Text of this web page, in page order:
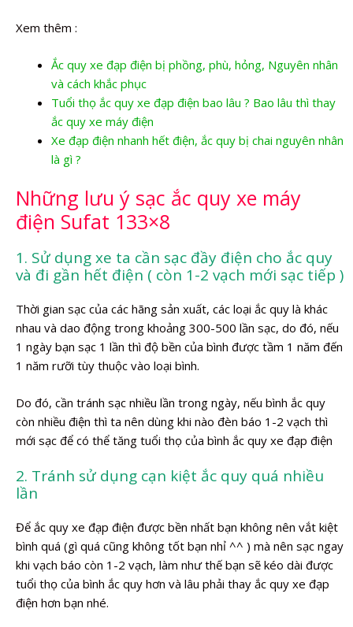
Xem thêm :
Ắc quy xe đạp điện bị phồng, phù, hỏng, Nguyên nhân
và cách khắc phục
Tuổi thọ ắc quy xe đạp điện bao lâu ? Bao lâu thì thay
ắc quy xe máy điện
Xe đạp điện nhanh hết điện, ắc quy bị chai nguyên nhân
là gì ?
Những lưu ý sạc ắc quy xe máy
điện Sufat 133×8
1. Sử dụng xe ta cần sạc đầy điện cho ắc quy
và đi gần hết điện ( còn 1-2 vạch mới sạc tiếp )
Thời gian sạc của các hãng sản xuất, các loại ắc quy là khác
nhau và dao động trong khoảng 300-500 lần sạc, do đó, nếu
1 ngày bạn sạc 1 lần thì độ bền của bình được tầm 1 năm đến
1 năm rưỡi tùy thuộc vào loại bình.
Do đó, cần tránh sạc nhiều lần trong ngày, nếu bình ắc quy
còn nhiều điện thì ta nên dùng khi nào đèn báo 1-2 vạch thì
mới sạc để có thể tăng tuổi thọ của bình ắc quy xe đạp điện
2. Tránh sử dụng cạn kiệt ắc quy quá nhiều
lần
Để ắc quy xe đạp điện được bền nhất bạn không nên vắt kiệt
bình quá (gì quá cũng không tốt bạn nhỉ ^^ ) mà nên sạc ngay
khi vạch báo còn 1-2 vạch, làm như thế bạn sẽ kéo dài được
tuổi thọ của bình ắc quy hơn và lâu phải thay ắc quy xe đạp
điện hơn bạn nhé.